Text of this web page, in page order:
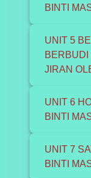
BINTI
UNIT 5
JIRAN
UNIT 6
BINTI
UNIT 7
BINTI